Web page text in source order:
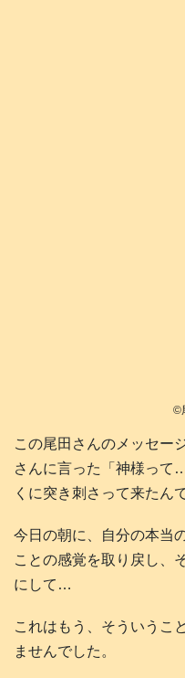
©️
この尾田さんのメッセー
さんに言った「神様って
くに突き刺さって来たん
今日の朝に、自分の本当
ことの感覚を取り戻し、
にして…
これはもう、そういうこ
ませんでした。